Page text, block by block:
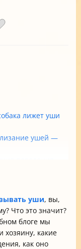
лижет уши
лизание ушей —
собаки
уши хозяину?
уши, вы,
Что это значит?
блоге мы
хозяину, какие
как оно